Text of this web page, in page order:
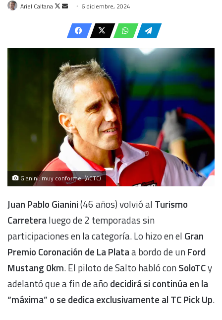
Ariel Caltana
Follow
Send
email
6 diciembre, 2024
Gianini. muy conforme. (ACTC)
Juan Pablo Gianini(46 años) volvió al Turismo
Carreteraluego de 2 temporadas sin
participaciones en la categoría. Lo hizo en el Gran
Premio Coronación de La Plataa bordo de unFord
Mustang 0km. El piloto de Salto habló conSoloTCy
adelantó que a fin de año decidirá si continúa en la
“máxima” o se dedica exclusivamente al TC Pick Up.